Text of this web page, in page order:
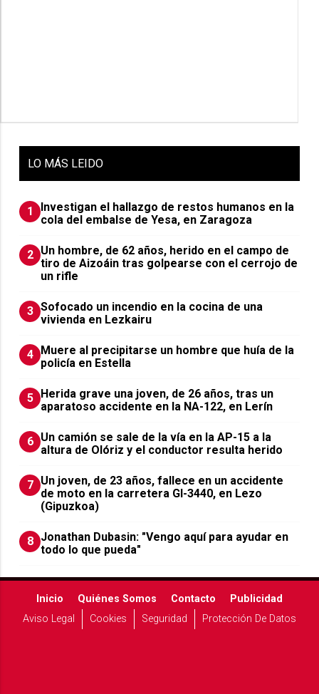
LO MÁS LEIDO
1
Investigan el hallazgo de restos humanos en la
cola del embalse de Yesa, en Zaragoza
2 Un hombre, de 62 años, herido en el campo de
tiro de Aizoáin tras golpearse con el cerrojo de
un rifle
3 Sofocado un incendio en la cocina de una
vivienda en Lezkairu
4 Muere al precipitarse un hombre que huía de la
policía en Estella
5 Herida grave una joven, de 26 años, tras un
aparatoso accidente en la NA-122, en Lerín
6 Un camión se sale de la vía en la AP-15 a la
altura de Olóriz y el conductor resulta herido
7 Un joven, de 23 años, fallece en un accidente
de moto en la carretera GI-3440, en Lezo
(Gipuzkoa)
8 Jonathan Dubasin: "Vengo aquí para ayudar en
todo lo que pueda"
Inicio Quiénes Somos Contacto
Publicidad
Aviso Legal
Cookies Seguridad Protección De Datos